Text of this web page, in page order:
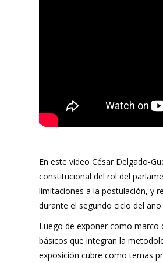
En este video César Delgado-
constitucional del rol del
limitaciones a la postulación, y
durante el segundo ciclo del
Luego de exponer como marco
básicos que integran la
exposición cubre como temas